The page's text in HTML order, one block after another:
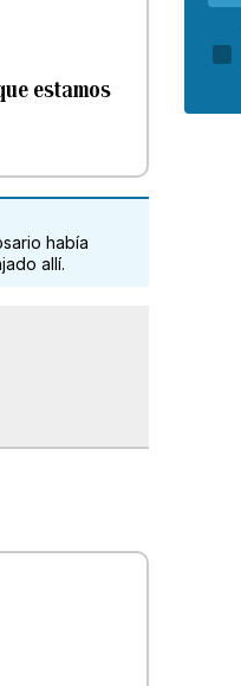
estamos
había
allí.